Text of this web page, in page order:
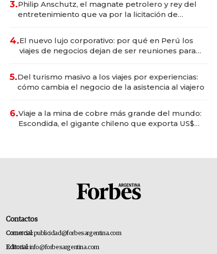
3.Philip Anschutz, el magnate petrolero y rey del
entretenimiento que va por la licitación de
4.El nuevo lujo corporativo: por qué en Perú los
viajes de negocios dejan de ser reuniones para
5.Del turismo masivo a los viajes por experiencias:
cómo cambia el negocio de la asistencia al viajero
6.Viaje a la mina de cobre más grande del mundo:
Escondida, el gigante chileno que exporta US$
Contactos
Comercial:publicidad@forbesargentina.com
Editorial:info@forbesargentina.com